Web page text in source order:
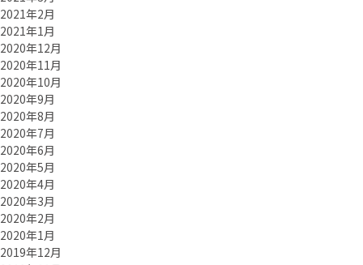
2021年2月
2021年1月
2020年12月
2020年11月
2020年10月
2020年9月
2020年8月
2020年7月
2020年6月
2020年5月
2020年4月
2020年3月
2020年2月
2020年1月
2019年12月